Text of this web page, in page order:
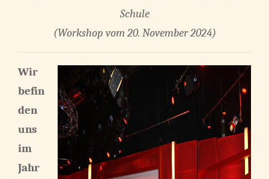
Schule
(Workshop vom 20. November 2024)
Wir
befin
den
uns
im
Jahr